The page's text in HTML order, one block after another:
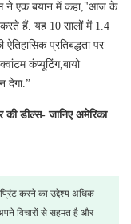
ने एक बयान में कहा,"आज के
हैं. यह 10 सालों में 1.4
प्रतिबद्धता पर
कंप्यूटिंग,बायो
देगा.”
डील्स- जानिए अमेरिका
करने का उद्देश्य अधिक
विचारों से सहमत है और